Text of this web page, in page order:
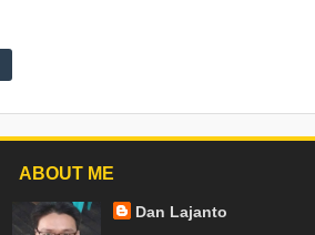
ABOUT ME
Dan Lajanto